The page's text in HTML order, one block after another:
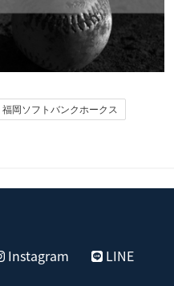
福岡ソフトバンクホークス
Instagram LINE